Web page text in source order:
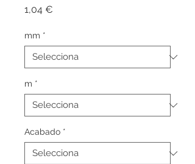
1,04 €
mm *
m *
Acabado *